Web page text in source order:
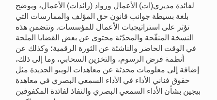
لفائدة مديري(ات) الأعمال ورواد (رائدات) الأعمال، ويوضح
بلغة بسيطة جوانب قانون حق المؤلف والممارسات التي
تؤثر على استراتيجيات الأعمال للمؤسسات. وتتضمن هذه
النسخة المنقّحة والمحدّثة محتوى عن بعض القضايا الملحة
في الوقت الحاضر والناشئة عن الثورة الرقمية؛ وكذلك عن
أنظمة فرض الرسوم، والتخزين السحابي، وما إلى ذلك،
إضافة إلى معلومات محدثة عن معاهدات الويبو الجديدة مثل
حقوق فناني الأداء في الأداء السمعي البصري في معاهدة
بيجين بشأن الأداء السمعي البصري والنفاذ لفائدة المكفوفين